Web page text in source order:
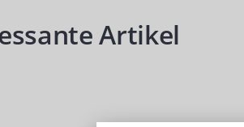
Artikel